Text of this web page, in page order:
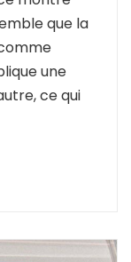
que la
une
ce qui